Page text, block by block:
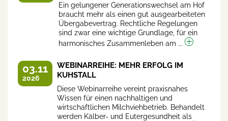
Ein gelungener Generationswechsel am Hof
braucht mehr als einen gut ausgearbeiteten
Übergabevertrag. Rechtliche Regelungen
sind zwar eine wichtige Grundlage, für ein
harmonisches Zusammenleben am ...
03.11
2026
WEBINARREIHE: MEHR ERFOLG IM
KUHSTALL
Diese Webinarreihe vereint praxisnahes
Wissen für einen nachhaltigen und
wirtschaftlichen Milchviehbetrieb. Behandelt
werden Kälber- und Eutergesundheit als